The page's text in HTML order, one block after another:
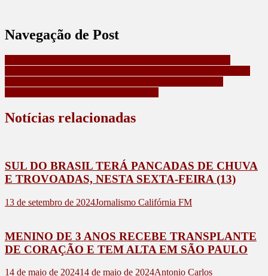
Navegação de Post
Notícias relacionadas
SUL DO BRASIL TERÁ PANCADAS DE CHUVA
E TROVOADAS, NESTA SEXTA-FEIRA (13)
13 de setembro de 2024Jornalismo Califórnia FM
MENINO DE 3 ANOS RECEBE TRANSPLANTE
DE CORAÇÃO E TEM ALTA EM SÃO PAULO
14 de maio de 202414 de maio de 2024Antonio Carlos